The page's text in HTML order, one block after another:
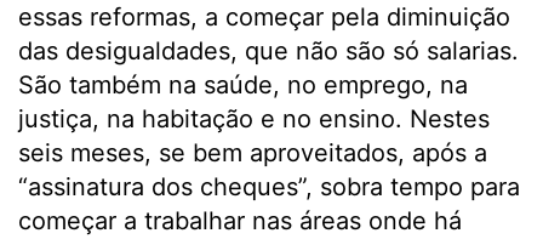
essas reformas, a começar pela diminuição
das desigualdades, que não são só salarias.
São também na saúde, no emprego, na
justiça, na habitação e no ensino. Nestes
seis meses, se bem aproveitados, após a
“assinatura dos cheques”, sobra tempo para
começar a trabalhar nas áreas onde há